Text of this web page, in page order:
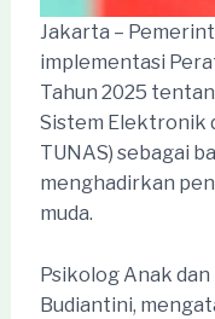
Jakarta –
implementasi
Tahun 2025
Sistem Elektronik
TUNAS) sebagai
menghadirkan
muda.
Psikolog Anak dan
Budiantini,